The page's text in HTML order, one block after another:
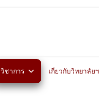
วิชาการ เกี่ยวกับวิทยาลัยฯ